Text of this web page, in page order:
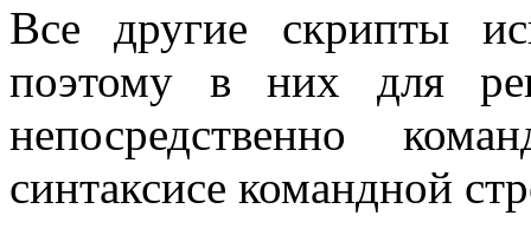
Все другие скрипты
поэтому в них для
непосредственно
синтаксисе командной